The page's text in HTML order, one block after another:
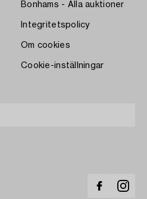
Bonhams - Alla auktioner
Integritetspolicy
Om cookies
Cookie-inställningar